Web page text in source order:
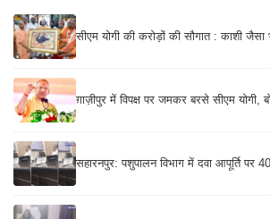
सीएम योगी की करोड़ों की सौगात : काशी जैसा
ग़ाज़ीपुर में विपक्ष पर जमकर बरसे सीएम
सहारनपुर: पशुपालन विभाग में दवा आपूर्ति पर